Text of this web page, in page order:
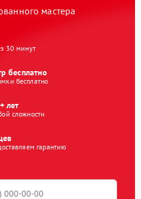
мастера
30 минут
бесплатно
бесплатно
лет
сложности
гарантию